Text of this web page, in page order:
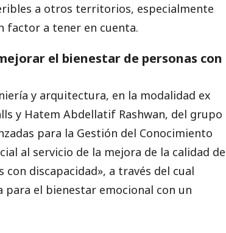
a otros territorios, especialmente
factor a tener en cuenta.
el bienestar de personas con
y arquitectura, en la modalidad ex
y Hatem Abdellatif Rashwan, del grupo
para la Gestión del Conocimiento
al servicio de la mejora de la calidad de
discapacidad», a través del cual
el bienestar emocional con un